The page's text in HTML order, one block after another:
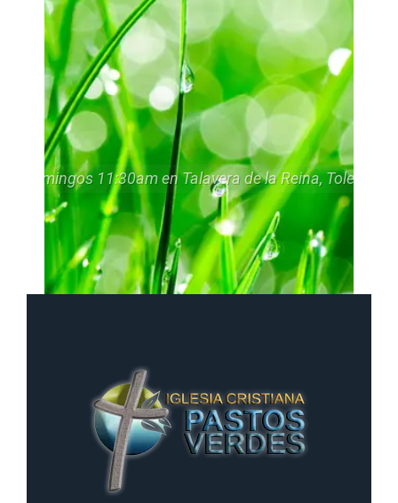
Domingos 11:30am en Talavera de la Reina, Toledo -